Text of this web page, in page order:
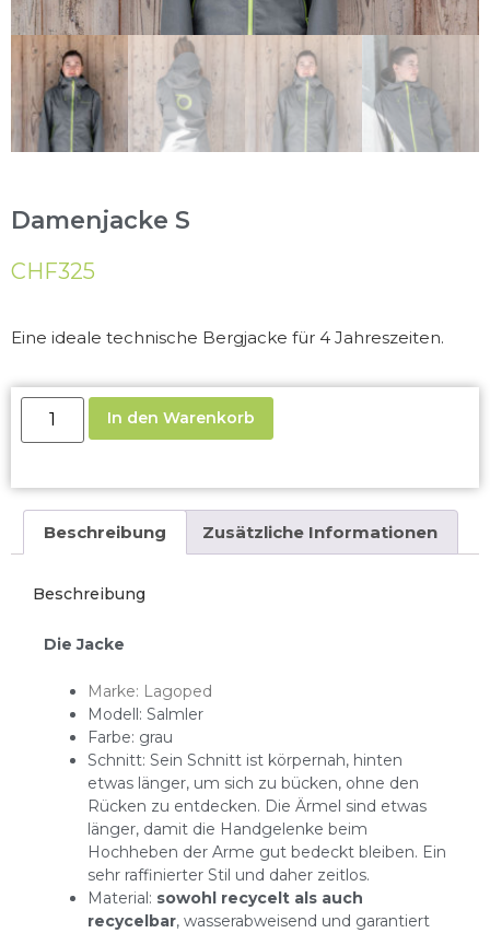
Damenjacke S
CHF325
Eine ideale technische Bergjacke für 4 Jahreszeiten.
In den Warenkorb
Beschreibung Zusätzliche Informationen
Beschreibung
Die Jacke
Marke: Lagoped
Modell: Salmler
Farbe: grau
Schnitt: Sein Schnitt ist körpernah, hinten
etwas länger, um sich zu bücken, ohne den
Rücken zu entdecken. Die Ärmel sind etwas
länger, damit die Handgelenke beim
Hochheben der Arme gut bedeckt bleiben. Ein
sehr raffinierter Stil und daher zeitlos.
Material: sowohl recycelt als auch
recycelbar, wasserabweisend und garantiert